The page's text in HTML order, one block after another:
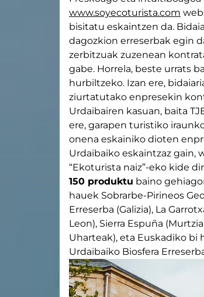
www.soyecoturista.com
bisitatu eskaintzen da.
dagozkion erreserbak egin
zerbitzuak zuzenean
gabe. Horrela, beste urrats
hurbiltzeko. Izan ere,
ziurtatutako enpresekin
Urdaibairen kasuan, baita
ere, garapen turistiko
onena eskainiko dioten
Urdaibaiko eskaintzaz gain,
“Ekoturista naiz”-eko kide
150 produktu baino
hauek Sobrarbe-Pirineos
Erreserba (Galizia), La
Leon), Sierra Espuña
Uharteak), eta Euskadiko bi
Urdaibaiko Biosfera